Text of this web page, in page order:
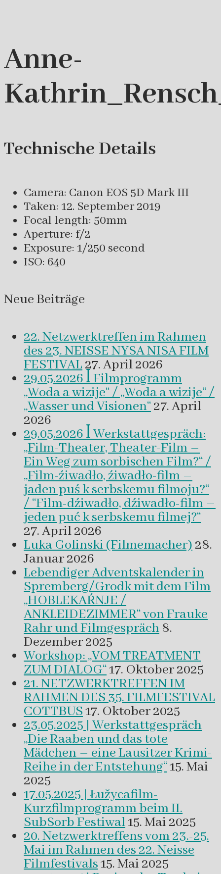
Anne-
Technische Details
Camera: Canon EOS 5D Mark III
Taken: 12. September 2019
Focal length: 50mm
Aperture: f/2
Exposure: 1/250 second
ISO: 640
Neue Beiträge
22. Netzwerktreffen im Rahmen
des 23. NEISSE NYSA NISA FILM
FESTIVAL 27. April 2026
29.05.2026 ꟾ Filmprogramm
„Woda a wizije“ / „Woda a wizije“ /
„Wasser und Visionen“27. April
2026
29.05.2026 ꟾ Werkstattgespräch:
„Film-Theater, Theater-Film –
Ein Weg zum sorbischen Film?“ /
„Film-źiwadło, źiwadło-film –
jaden puś k serbskemu filmoju?“
/ “Film-dźiwadło, dźiwadło-film –
jeden puć k serbskemu filmej?“
27. April 2026
Luka Golinski (Filmemacher) 28.
Januar 2026
Lebendiger Adventskalender in
Spremberg/Grodk mit dem Film
„HOBLEKAŔNJE /
ANKLEIDEZIMMER“ von Frauke
Rahr und Filmgespräch 8.
Dezember 2025
Workshop: „VOM TREATMENT
ZUM DIALOG“17. Oktober 2025
21. NETZWERKTREFFEN IM
RAHMEN DES 35. FILMFESTIVAL
COTTBUS17. Oktober 2025
23.05.2025 | Werkstattgespräch
„Die Raaben und das tote
Mädchen – eine Lausitzer Krimi-
Reihe in der Entstehung“15. Mai
2025
17.05.2025 | Łužycafilm-
Kurzfilmprogramm beim II.
SubSorb Festiwal15. Mai 2025
20. Netzwerktreffens vom 23.-25.
Mai im Rahmen des 22. Neisse
Filmfestivals15. Mai 2025